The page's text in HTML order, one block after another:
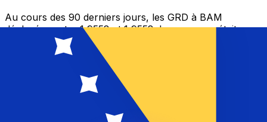
Au cours des 90 derniers jours, les GRD à BAM
déplacées entre 1,9558 et 1,9558. La moyenne était
1,9558 avec - volatilité.
Gérez votre argent et vos devises lorsque vous